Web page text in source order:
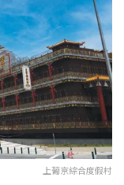
上葡京綜合度假村